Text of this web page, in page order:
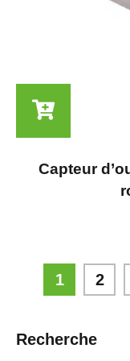
Capteur
1 2
Recherche